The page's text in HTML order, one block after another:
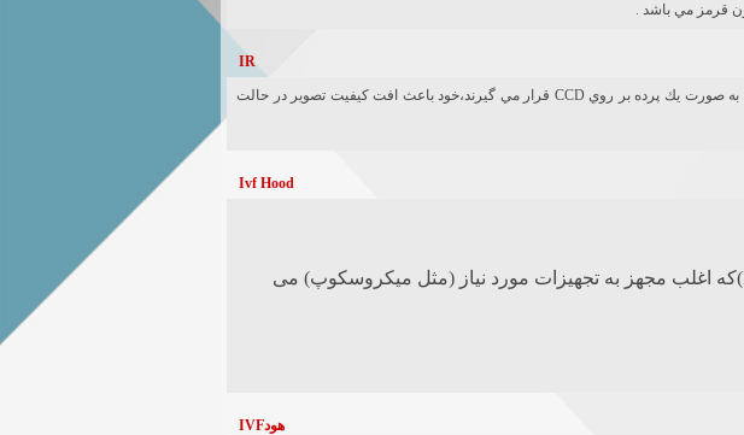
IR
LED هاي IR گرچه تاعث ديد در شب مي گردند،اما از آنجا كه به صورت يك پرده بر روي CCD قرار مي گيرند،خود باعث افت كيفيت تصوير در حالت
Ivf Hood
توضیحات : هودهایی مخصوص آزمایشگاه (IVF)که اغلب مجهز به تجهیزات مورد نیاز (مثل میکروسکوپ) می
IVFهود